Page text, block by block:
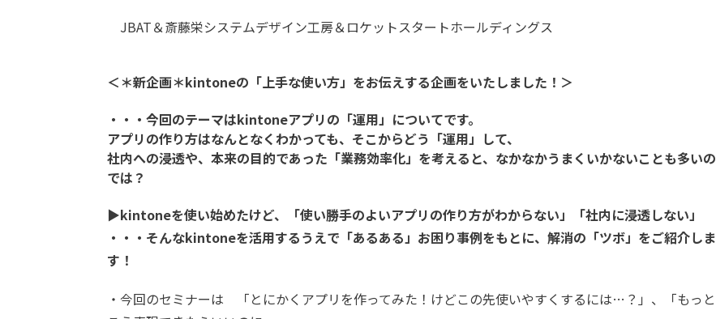
JBAT＆斎藤栄システムデザイン工房＆ロケットスタートホールディングス
＜＊新企画＊kintoneの「上手な使い方」をお伝えする企画をいたしました！＞
・・・今回のテーマはkintoneアプリの「運用」についてです。
アプリの作り方はなんとなくわかっても、そこからどう「運用」して、
社内への浸透や、本来の目的であった「業務効率化」を考えると、なかなかうまくいかないことも多いの
では？
▶︎kintoneを使い始めたけど、「使い勝手のよいアプリの作り方がわからない」「社内に浸透しない」
・・・そんなkintoneを活用するうえで「あるある」お困り事例をもとに、解消の「ツボ」をご紹介しま
す！
・今回のセミナーは 「とにかくアプリを作ってみた！けどこの先使いやすくするには…？」、「もっと